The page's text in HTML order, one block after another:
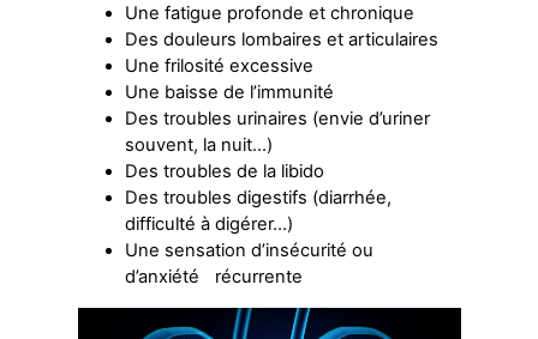
Une fatigue profonde et chronique
Des douleurs lombaires et articulaires
Une frilosité excessive
Une baisse de l’immunité
Des troubles urinaires (envie d’uriner
souvent, la nuit…)
Des troubles de la libido
Des troubles digestifs (diarrhée,
difficulté à digérer…)
Une sensation d’insécurité ou
d’anxiété récurrente